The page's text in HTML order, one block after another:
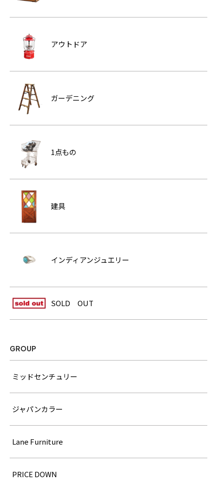
アウトドア
ガーデニング
1点もの
建具
インディアンジュエリー
SOLD OUT
GROUP
ミッドセンチュリー
ジャパンカラー
Lane Furniture
PRICE DOWN